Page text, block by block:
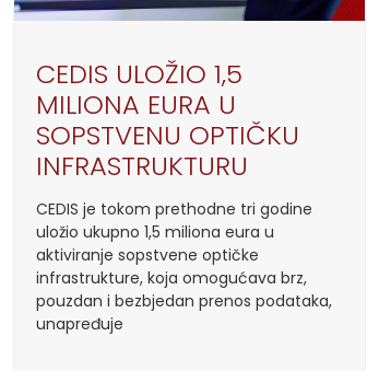
CEDIS ULOŽIO 1,5
MILIONA EURA U
SOPSTVENU OPTIČKU
INFRASTRUKTURU
CEDIS je tokom prethodne tri godine
uložio ukupno 1,5 miliona eura u
aktiviranje sopstvene optičke
infrastrukture, koja omogućava brz,
pouzdan i bezbjedan prenos podataka,
unapređuje